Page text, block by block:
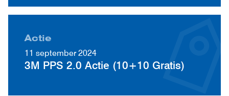
Actie
11 september 2024
3M PPS 2.0 Actie (10+10 Gratis)